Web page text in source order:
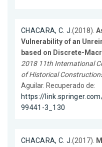
CHACARA, C. J.(2018).
Vulnerability of an
based on Discrete-
2018 11th International
of Historical
Aguilar. Recuperado de:
https://
99441-3_130
CHACARA, C. J.(2017).